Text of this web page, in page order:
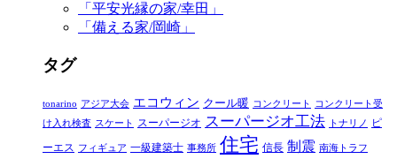
「平安光縁の家/幸田」
「備える家/岡崎」
タグ
tonarino アジア大会 エコウィン クール暖 コンクリート
コンクリート受
け入れ検査 スケート スーパージオ スーパージオ工法 トナリノ
ピ
ーエス
フィギュア 一級建築士 事務所 住宅 信長 制震 南海トラフ